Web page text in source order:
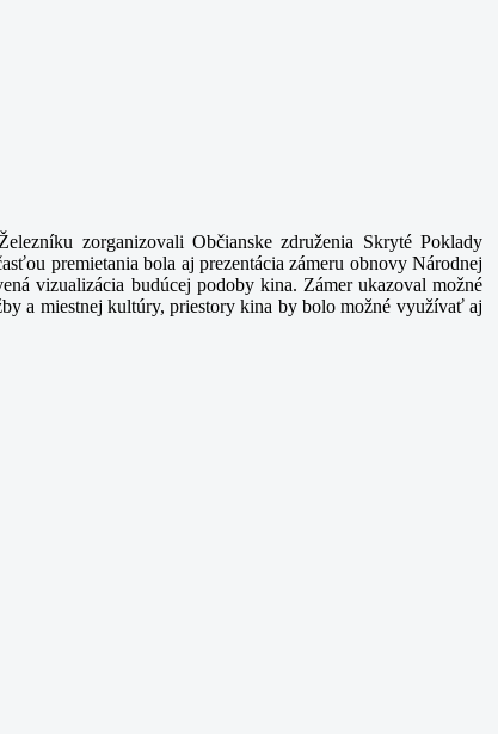
zorganizovali Občianske združenia Skryté Poklady
premietania bola aj prezentácia zámeru obnovy Národnej
vizualizácia budúcej podoby kina. Zámer ukazoval možné
a miestnej kultúry, priestory kina by bolo možné využívať aj